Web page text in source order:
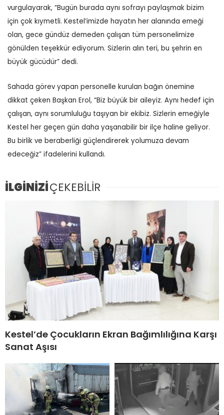
vurgulayarak, “Bugün burada aynı sofrayı paylaşmak bizim
için çok kıymetli. Kestel’imizde hayatın her alanında emeği
olan, gece gündüz demeden çalışan tüm personelimize
gönülden teşekkür ediyorum. Sizlerin alın teri, bu şehrin en
büyük gücüdür” dedi.
Sahada görev yapan personelle kurulan bağın önemine
dikkat çeken Başkan Erol, “Biz büyük bir aileyiz. Aynı hedef için
çalışan, aynı sorumluluğu taşıyan bir ekibiz. Sizlerin emeğiyle
Kestel her geçen gün daha yaşanabilir bir ilçe haline geliyor.
Bu birlik ve beraberliği güçlendirerek yolumuza devam
edeceğiz” ifadelerini kullandı.
İLGİNİZİÇEKEBİLİR
Kestel’de Çocukların Ekran Bağımlılığına Karşı
Sanat Aşısı